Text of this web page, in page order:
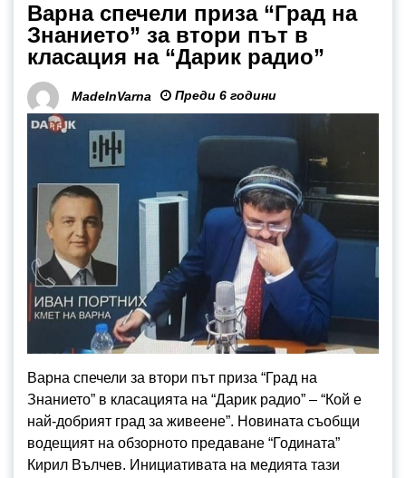
Варна спечели приза “Град на
Знанието” за втори път в
класация на “Дарик радио”
MadeInVarna Преди 6 години
Варна спечели за втори път приза “Град на
Знанието” в класацията на “Дарик радио” – “Кой е
най-добрият град за живеене”. Новината съобщи
водещият на обзорното предаване “Годината”
Кирил Вълчев. Инициативата на медията тази